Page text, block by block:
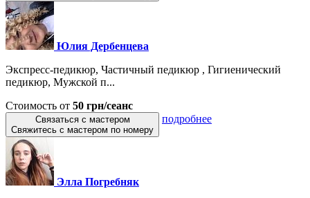
Юлия Дербенцева
Экспресс-педикюр, Частичный педикюр , Гигиенический
педикюр, Мужской п...
Стоимость от 50 грн/сеанс
Связаться с мастером
Свяжитесь с мастером по номеру
подробнее
Элла Погребняк